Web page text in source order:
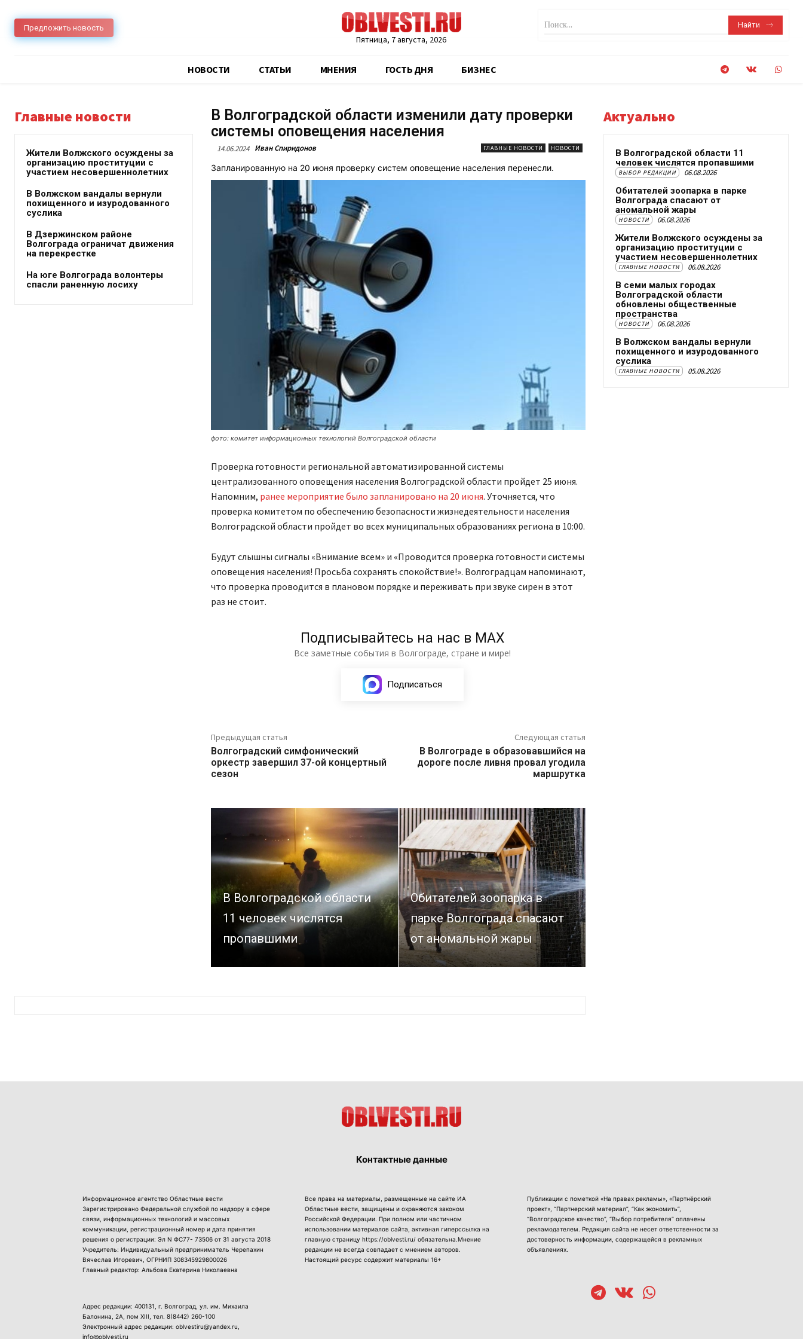
Предложить новость
Пятница, 7 августа, 2026
Поиск... Найти
НОВОСТИ CТАТЬИ МНЕНИЯ ГОСТЬ ДНЯ БИЗНЕС
Главные новости
Жители Волжского осуждены за
организацию проституции с
участием несовершеннолетних
В Волжском вандалы вернули
похищенного и изуродованного
суслика
В Дзержинском районе
Волгограда ограничат движения
на перекрестке
На юге Волгограда волонтеры
спасли раненную лосиху
В Волгоградской области изменили дату проверки
системы оповещения населения
14.06.2024 Иван Спиридонов ГЛАВНЫЕ НОВОСТИ НОВОСТИ
Запланированную на 20 июня проверку систем оповещение населения перенесли.
фото: комитет информационных технологий Волгоградской области
Проверка готовности региональной автоматизированной системы
централизованного оповещения населения Волгоградской области пройдет 25 июня.
Напомним, ранее мероприятие было запланировано на 20 июня. Уточняется, что
проверка комитетом по обеспечению безопасности жизнедеятельности населения
Волгоградской области пройдет во всех муниципальных образованиях региона в 10:00.
Будут слышны сигналы «Внимание всем» и «Проводится проверка готовности системы
оповещения населения! Просьба сохранять спокойствие!». Волгоградцам напоминают,
что проверка проводится в плановом порядке и переживать при звуке сирен в этот
раз не стоит.
Подписывайтесь на нас в МАХ
Все заметные события в Волгограде, стране и мире!
Подписаться
Предыдущая статья
Волгоградский симфонический
оркестр завершил 37-ой концертный
сезон
Следующая статья
В Волгограде в образовавшийся на
дороге после ливня провал угодила
маршрутка
В Волгоградской области
11 человек числятся
пропавшими
Обитателей зоопарка в
парке Волгограда спасают
от аномальной жары
Актуально
В Волгоградской области 11
человек числятся пропавшими
ВЫБОР РЕДАКЦИИ 06.08.2026
Обитателей зоопарка в парке
Волгограда спасают от
аномальной жары
НОВОСТИ 06.08.2026
Жители Волжского осуждены за
организацию проституции с
участием несовершеннолетних
ГЛАВНЫЕ НОВОСТИ 06.08.2026
В семи малых городах
Волгоградской области
обновлены общественные
пространства
НОВОСТИ 06.08.2026
В Волжском вандалы вернули
похищенного и изуродованного
суслика
ГЛАВНЫЕ НОВОСТИ 05.08.2026
Контактные данные
Информационное агентство Областные вести
Зарегистрировано Федеральной службой по надзору в сфере
связи, информационных технологий и массовых
коммуникации, регистрационный номер и дата принятия
решения о регистрации: Эл N ФС77- 73506 от 31 августа 2018
Учредитель: Индивидуальный предприниматель Черепахин
Вячеслав Игоревич, ОГРНИП 308345929800026
Главный редактор: Альбова Екатерина Николаевна
Адрес редакции: 400131, г. Волгоград, ул. им. Михаила
Балонина, 2А, пом XIII, тел. 8(8442) 260-100
Электронный адрес редакции: oblvestiru@yandex.ru,
info@oblvesti.ru
Все права на материалы, размещенные на сайте ИА
Областные вести, защищены и охраняются законом
Российской Федерации. При полном или частичном
использовании материалов сайта, активная гиперссылка на
главную страницу https://oblvesti.ru/ обязательна.Мнение
редакции не всегда совпадает с мнением авторов.
Настоящий ресурс содержит материалы 16+
Публикации с пометкой «На правах рекламы», «Партнёрский
проект», “Партнерский материал”, “Как экономить”,
“Волгоградское качество”, “Выбор потребителя” оплачены
рекламодателем. Редакция сайта не несет ответственности за
достоверность информации, содержащейся в рекламных
объявлениях.